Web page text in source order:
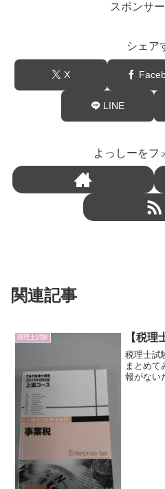
スポンサ
シェア
X
LINE
よっしーをフ
関連記事
税理士試験 【税
税理士試
まとめて
報がない